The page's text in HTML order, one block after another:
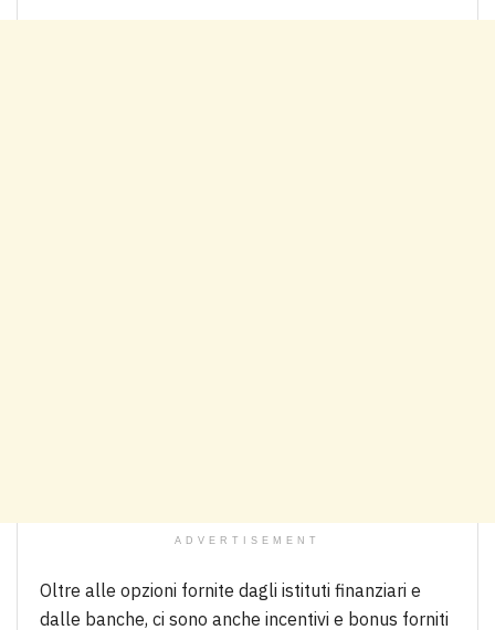
ADVERTISEMENT
Oltre alle opzioni fornite dagli istituti finanziari e
dalle banche, ci sono anche incentivi e bonus forniti